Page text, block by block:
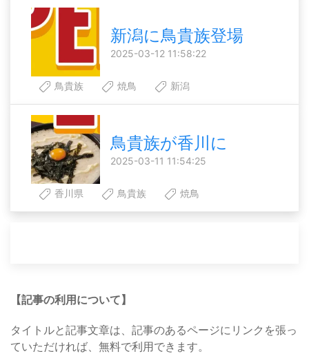
新潟に鳥貴族登場
2025-03-12 11:58:22
鳥貴族 焼鳥 新潟
鳥貴族が香川に
2025-03-11 11:54:25
香川県 鳥貴族 焼鳥
【記事の利用について】
タイトルと記事文章は、記事のあるページにリンクを張っ
ていただければ、無料で利用できます。